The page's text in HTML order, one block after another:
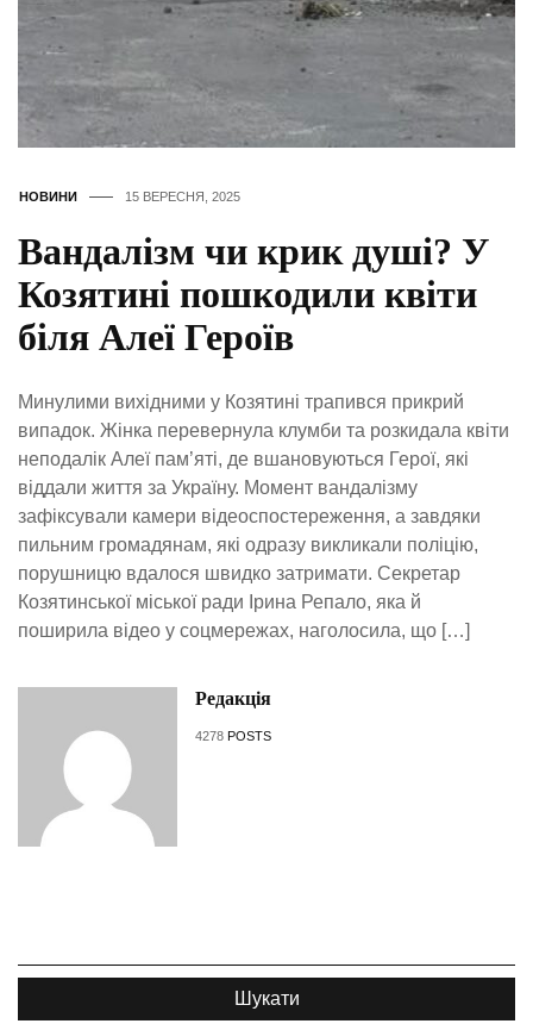
НОВИНИ 15 ВЕРЕСНЯ, 2025
Вандалізм чи крик душі? У
Козятині пошкодили квіти
біля Алеї Героїв
Минулими вихідними у Козятині трапився прикрий
випадок. Жінка перевернула клумби та розкидала квіти
неподалік Алеї пам’яті, де вшановуються Герої, які
віддали життя за Україну. Момент вандалізму
зафіксували камери відеоспостереження, а завдяки
пильним громадянам, які одразу викликали поліцію,
порушницю вдалося швидко затримати. Секретар
Козятинської міської ради Ірина Репало, яка й
поширила відео у соцмережах, наголосила, що […]
Редакція
4278 POSTS